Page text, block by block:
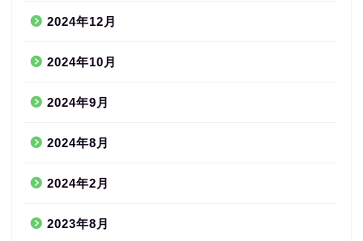
2024年12月
2024年10月
2024年9月
2024年8月
2024年2月
2023年8月